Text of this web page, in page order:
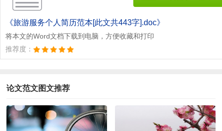
《旅游服务个人简历范本[此文共443字].doc》
将本文的Word文档下载到电脑，方便收藏和打印
推荐度：
论文范文图文推荐